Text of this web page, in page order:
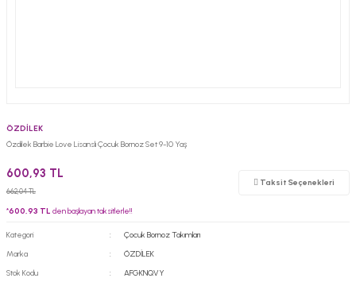
ÖZDİLEK
Özdilek Barbie Love Lisanslı Çocuk Bornoz Set 9-10 Yaş
600,93 TL
662,04 TL
Taksit Seçenekleri
*600,93 TL den başlayan taksitlerle!!
Kategori
Çocuk Bornoz Takımları
Marka
ÖZDİLEK
Stok Kodu
AFGKNQVY